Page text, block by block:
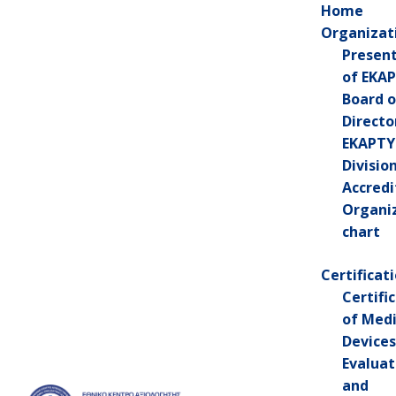
Home
of
Board
EKAPTY
chart
of
Devices
and